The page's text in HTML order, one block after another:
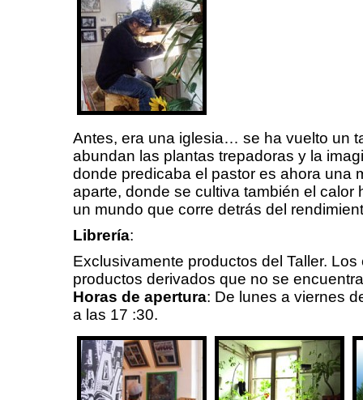
Antes, era una iglesia… se ha vuelto un
abundan las plantas trepadoras y la
donde predicaba el pastor es ahora una
aparte, donde se cultiva también el calor
un mundo que corre detrás del
Librería:
Exclusivamente productos del Taller. Los
productos derivados que no se
Horas de apertura: De lunes a viernes
a las 17 :30.